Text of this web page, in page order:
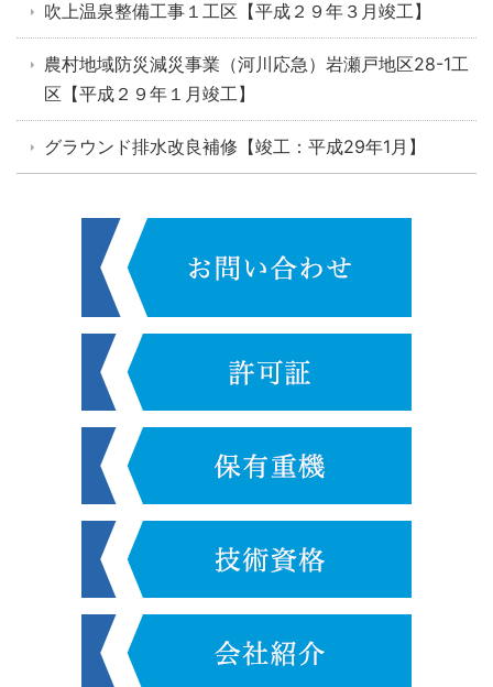
吹上温泉整備工事１工区【平成２９年３月竣工】
農村地域防災減災事業（河川応急）岩瀬戸地区28-1工
区【平成２９年１月竣工】
グラウンド排水改良補修【竣工：平成29年1月】